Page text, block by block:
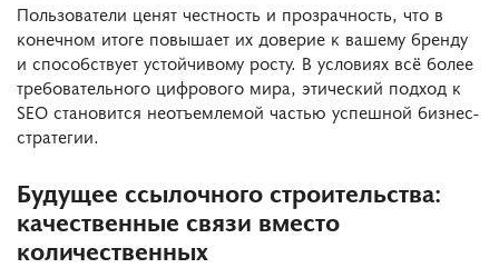
Пользователи ценят честность и прозрачность, что в
конечном итоге повышает их доверие к вашему бренду
и способствует устойчивому росту. В условиях всё более
требовательного цифрового мира, этический подход к
SEO становится неотъемлемой частью успешной бизнес-
стратегии.
Будущее ссылочного строительства:
качественные связи вместо
количественных